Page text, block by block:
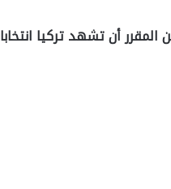
المقرر أن تشهد تركيا